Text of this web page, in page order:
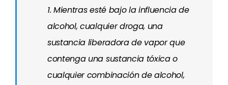
1. Mientras esté bajo la influencia de
alcohol, cualquier droga, una
sustancia liberadora de vapor que
contenga una sustancia tóxica o
cualquier combinación de alcohol,